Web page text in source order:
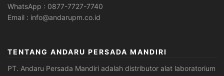
WhatsApp : 0877-7727-7740
Email : info@andarupm.co.id
TENTANG ANDARU PERSADA MANDIRI
PT. Andaru Persada Mandiri adalah distributor alat laboratorium